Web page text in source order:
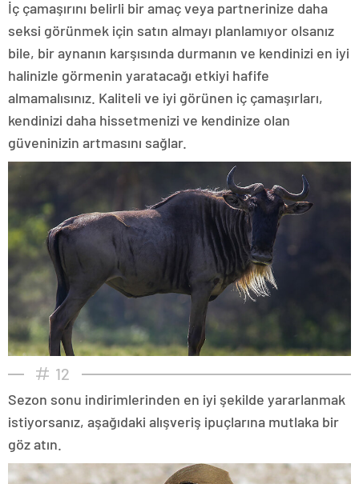
İç çamaşırını belirli bir amaç veya partnerinize daha
seksi görünmek için satın almayı planlamıyor olsanız
bile, bir aynanın karşısında durmanın ve kendinizi en iyi
halinizle görmenin yaratacağı etkiyi hafife
almamalısınız. Kaliteli ve iyi görünen iç çamaşırları,
kendinizi daha hissetmenizi ve kendinize olan
güveninizin artmasını sağlar.
12
Sezon sonu indirimlerinden en iyi şekilde yararlanmak
istiyorsanız, aşağıdaki alışveriş ipuçlarına mutlaka bir
göz atın.